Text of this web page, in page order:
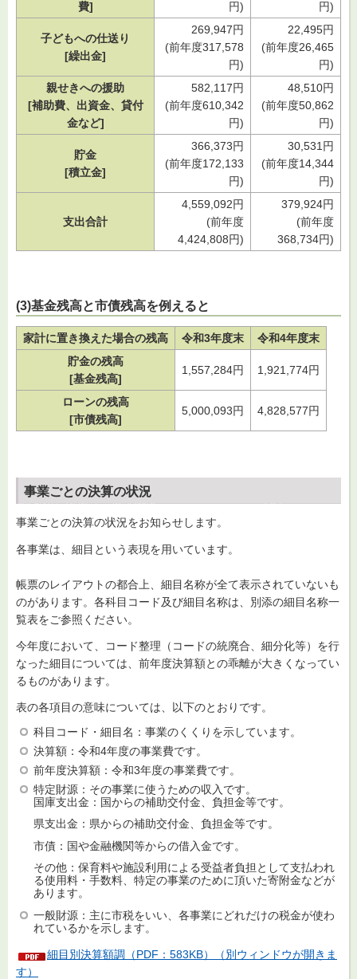
費] 円) 円)
子どもへの仕送り
[繰出金]
269,947円
(前年度317,578
円)
22,495円
(前年度26,465
円)
親せきへの援助
[補助費、出資金、貸付
金など]
582,117円
(前年度610,342
円)
48,510円
(前年度50,862
円)
貯金
[積立金]
366,373円
(前年度172,133
円)
30,531円
(前年度14,344
円)
支出合計
4,559,092円
(前年度
4,424,808円)
379,924円
(前年度
368,734円)
(3)基金残高と市債残高を例えると
家計に置き換えた場合の残高 令和3年度末
令和4年度末
貯金の残高
[基金残高]
1,557,284円 1,921,774円
ローンの残高
[市債残高]
5,000,093円 4,828,577円
事業ごとの決算の状況
事業ごとの決算の状況をお知らせします。
各事業は、細目という表現を用いています。
帳票のレイアウトの都合上、細目名称が全て表示されていないも
のがあります。各科目コード及び細目名称は、別添の細目名称一
覧表をご参照ください。
今年度において、コード整理（コードの統廃合、細分化等）を行
なった細目については、前年度決算額との乖離が大きくなってい
るものがあります。
表の各項目の意味については、以下のとおりです。
科目コード・細目名：事業のくくりを示しています。
決算額：令和4年度の事業費です。
前年度決算額：令和3年度の事業費です。
特定財源：その事業に使うための収入です。
国庫支出金：国からの補助交付金、負担金等です。
県支出金：県からの補助交付金、負担金等です。
市債：国や金融機関等からの借入金です。
その他：保育料や施設利用による受益者負担として支払われ
る使用料・手数料、特定の事業のために頂いた寄附金などが
あります。
一般財源：主に市税をいい、各事業にどれだけの税金が使わ
れているかを示します。
細目別決算額調（PDF：583KB）（別ウィンドウが開きま
す）